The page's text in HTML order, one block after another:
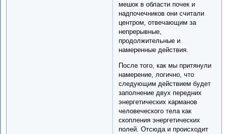
мешок в области почек и
надпочечников они считали
центром, отвечающим за
непрерывные,
продолжительные и
намеренные действия.
После того, как мы притянули
намерение, логично, что
следующим действием будет
заполнение двух передних
энергетических карманов
человеческого тела как
скопления энергетических
полей. Отсюда и происходит